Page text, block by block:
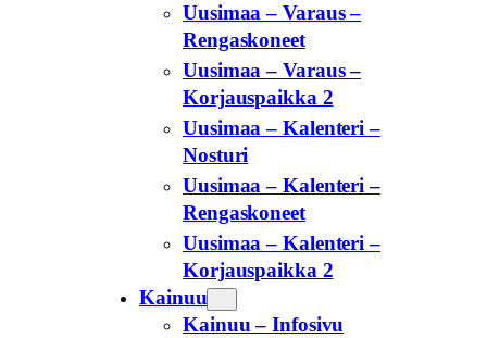
Uusimaa – Varaus –
Rengaskoneet
Uusimaa – Varaus –
Korjauspaikka 2
Uusimaa – Kalenteri –
Nosturi
Uusimaa – Kalenteri –
Rengaskoneet
Uusimaa – Kalenteri –
Korjauspaikka 2
Kainuu
Kainuu – Infosivu